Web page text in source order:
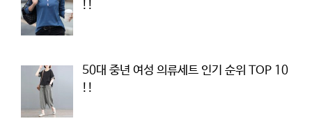
!!
50대 중년 여성 의류세트 인기 순위 TOP 10
!!